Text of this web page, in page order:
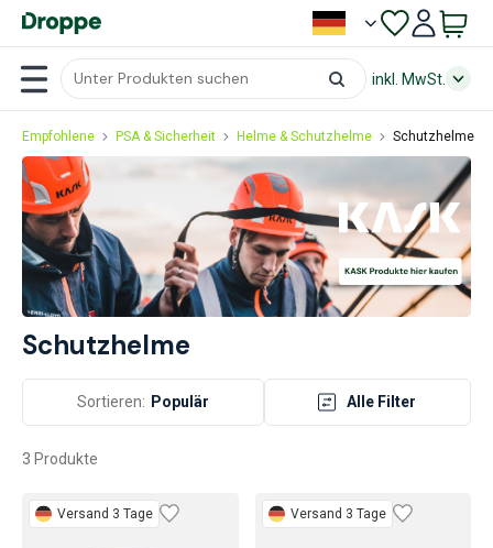
inkl. MwSt.
Empfohlene PSA & Sicherheit Helme & Schutzhelme Schutzhelme
Schutzhelme
Sortieren: Populär Alle Filter
3 Produkte
Versand 3 Tage Versand 3 Tage